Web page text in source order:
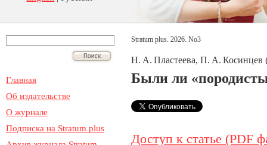
Главная
Об издательстве
О журнале
Подписка на Stratum plus
Stratum plus. 2026. No3
Н. А. Пластеева, П. А. Косинцев
Были ли
Доступ к статье (PDF